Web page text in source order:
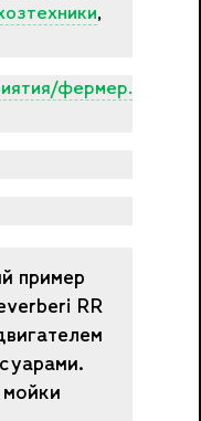
,
фермер.
пример
RR